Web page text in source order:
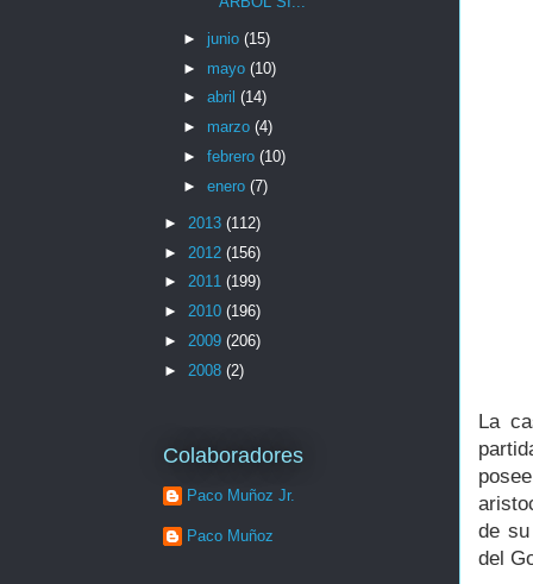
La
de
del
► junio (15)
► mayo (10)
► abril (14)
► marzo (4)
► febrero (10)
► enero (7)
► 2013 (112)
► 2012 (156)
► 2011 (199)
► 2010 (196)
► 2009 (206)
► 2008 (2)
Colaboradores
Paco Muñoz Jr.
Paco Muñoz